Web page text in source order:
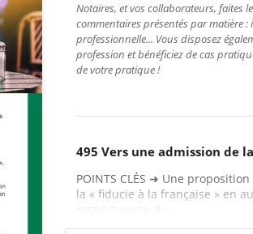
Notaires, et vos collaborateurs, faites
commentaires présentés par matière
professionnelle... Vous disposez
profession et bénéficiez de cas
de votre pratique !
495 Vers une admission de
POINTS CLÉS ➜ Une
la « fiducie à la française » en
respectueuse du...